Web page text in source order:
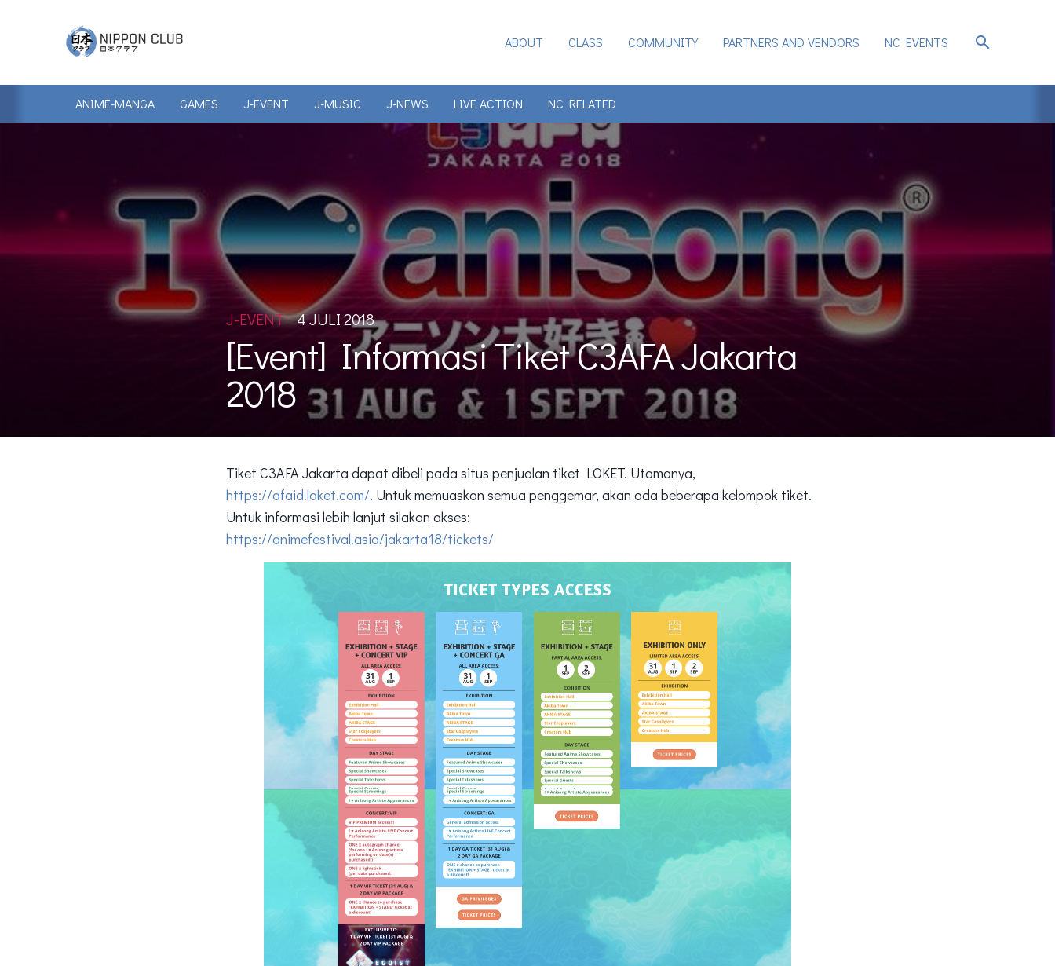
ABOUT CLASS COMMUNITY PARTNERS AND VENDORS NC EVENTS search
ANIME-MANGA GAMES J-EVENT J-MUSIC J-NEWS LIVE ACTION NC RELATED
J-EVENT 4 JULI 2018
[Event] Informasi Tiket C3AFA Jakarta
2018
Tiket C3AFA Jakarta dapat dibeli pada situs penjualan tiket LOKET. Utamanya,
https://afaid.loket.com/. Untuk memuaskan semua penggemar, akan ada beberapa kelompok tiket.
Untuk informasi lebih lanjut silakan akses:
https://animefestival.asia/jakarta18/tickets/